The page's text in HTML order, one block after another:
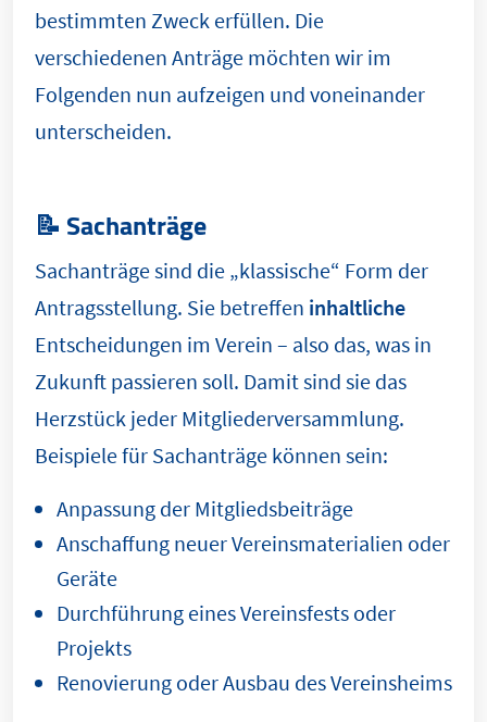
bestimmten Zweck erfüllen. Die
verschiedenen Anträge möchten wir im
Folgenden nun aufzeigen und voneinander
unterscheiden.
📝 Sachanträge
Sachanträge sind die „klassische“ Form der
Antragsstellung. Sie betreffen inhaltliche
Entscheidungen im Verein – also das, was in
Zukunft passieren soll. Damit sind sie das
Herzstück jeder Mitgliederversammlung.
Beispiele für Sachanträge können sein:
Anpassung der Mitgliedsbeiträge
Anschaffung neuer Vereinsmaterialien oder
Geräte
Durchführung eines Vereinsfests oder
Projekts
Renovierung oder Ausbau des Vereinsheims